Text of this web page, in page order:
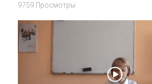
9759 Просмотры